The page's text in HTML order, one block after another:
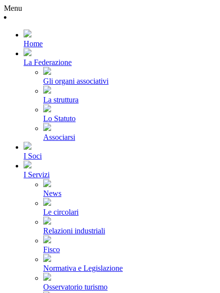
Menu
Home
La Federazione
Gli organi associativi
La struttura
Lo Statuto
Associarsi
I Soci
I Servizi
News
Le circolari
Relazioni industriali
Fisco
Normativa e Legislazione
Osservatorio turismo